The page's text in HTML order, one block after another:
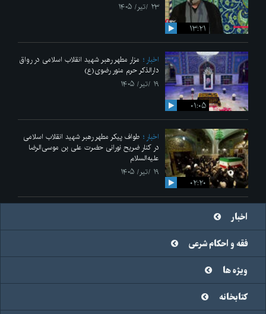
۱۳:۲۱
۲۳ /تیر/ ۱۴۰۵
۰۱:۰۵
اخبار
مزار مطهر رهبر شهید انقلاب اسلامی در رواق
دارالذکر حرم منور رضوی(ع)
۱۹ /تیر/ ۱۴۰۵
۰۲:۲۰
اخبار
طواف پیکر مطهر رهبر شهید انقلاب اسلامی
در کنار ضریح نورانی حضرت علی‌ بن موسی‌الرضا
علیه‌السلام
۱۹ /تیر/ ۱۴۰۵
اخبار
فقه و احکام شرعی
ویژه ها
کتابخانه